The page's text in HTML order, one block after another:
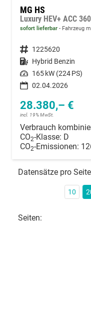
MG HS
Luxury HEV+ ACC
sofort lieferbar Fahrzeug
Fahrzeugnummer 1225620
Kraftstoff Hybrid Benzin
Leistung 165 kW (224 PS)
02.04.2026
28.380,– €
incl. 19% MwSt.
Verbrauch
CO2-Klasse: D
CO2-Emissionen:
Datensätze pro
10
Seiten: